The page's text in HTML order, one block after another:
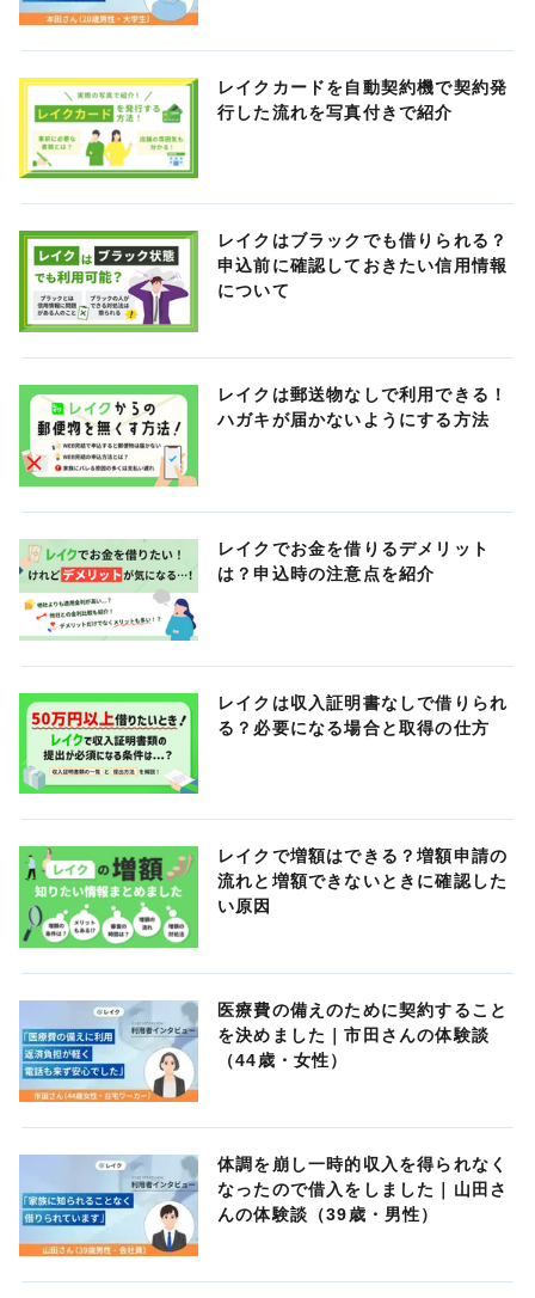
レイクカードを自動契約機で契約発
行した流れを写真付きで紹介
レイクはブラックでも借りられる？
申込前に確認しておきたい信用情報
について
レイクは郵送物なしで利用できる！
ハガキが届かないようにする方法
レイクでお金を借りるデメリット
は？申込時の注意点を紹介
レイクは収入証明書なしで借りられ
る？必要になる場合と取得の仕方
レイクで増額はできる？増額申請の
流れと増額できないときに確認した
い原因
医療費の備えのために契約すること
を決めました｜市田さんの体験談
（44歳・女性）
体調を崩し一時的収入を得られなく
なったので借入をしました｜山田さ
んの体験談（39歳・男性）